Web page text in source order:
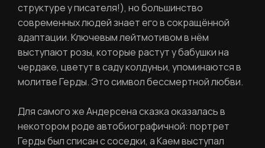
структуре у писателя!), но большинство
современных людей знает его в сокращённой
адаптации. Ключевым лейтмотивом в нём
выступают розы, которые растут у бабушки на
чердаке, цветут в саду колдуньи, упоминаются в
молитве Герды. Это символ бессмертной любви.
Для самого же Андерсена сказка оказалась в
некотором роде автобиографичной: портрет
Герды был списан с соседки, а Каем выступал